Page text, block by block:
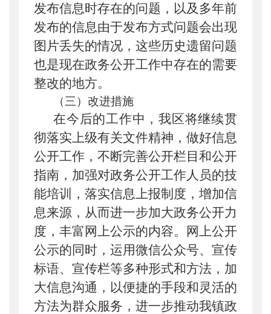
发布信息时存在的问题，以及多年前
发布的信息由于发布方式问题会出现
图片丢失的情况，这些历史遗留问题
也是现在政务公开工作中存在的需要
整改的地方。
（三）改进措施
在今后的工作中，我区将继续贯
彻落实上级有关文件精神，做好信息
公开工作，不断完善公开栏目和公开
指南，加强对政务公开工作人员的技
能培训，落实信息上报制度，增加信
息来源，从而进一步加大政务公开力
度，丰富网上公示的内容。网上公开
公示的同时，运用微信公众号、宣传
标语、宣传栏等多种形式和方法，加
大信息沟通，以便捷的手段和灵活的
方法为群众服务，进一步推动我镇政